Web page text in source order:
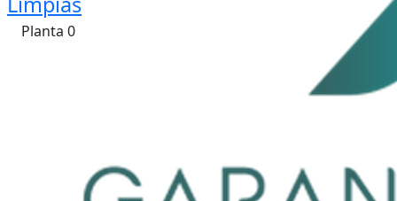
Planta 0